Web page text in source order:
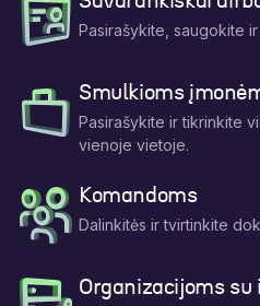
Pasirašykite, saugokite
Smulkioms
Pasirašykite ir tikrinkite
vienoje vietoje.
Komandoms
Dalinkitės ir tvirtinkite
Organizacijoms su